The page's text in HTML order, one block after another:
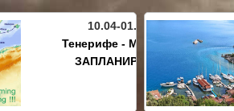
10.04-01.05.2027
Тенерифе - Майорка
ЗАПЛАНИРОВАНО